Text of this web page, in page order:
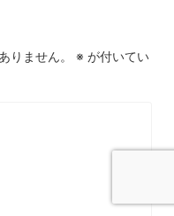
りません。 ※ が付いてい